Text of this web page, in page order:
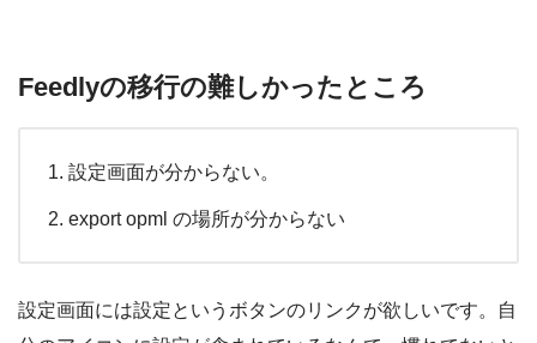
Feedlyの移行の難しかったところ
設定画面が分からない。
export opml の場所が分からない
設定画面には設定というボタンのリンクが欲しいです。自